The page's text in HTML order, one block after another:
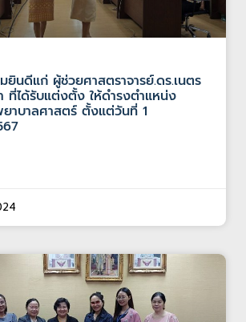
ยินดีแก่ ผู้ช่วยศาสตราจารย์.ดร.เนตร
ที่ได้รับแต่งตั้ง ให้ดำรงตำแหน่ง
บาลศาสตร์ ตั้งแต่วันที่ 1